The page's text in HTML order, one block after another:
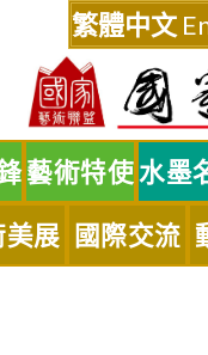
繁體中文
藝術特使水墨
美展 國際交流